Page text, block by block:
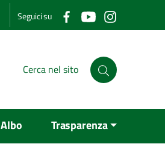
Seguici su
Albo Trasparenza